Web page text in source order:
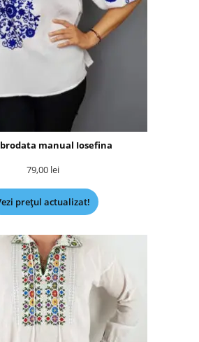
manual Iosefina
79,00 lei
prețul actualizat!